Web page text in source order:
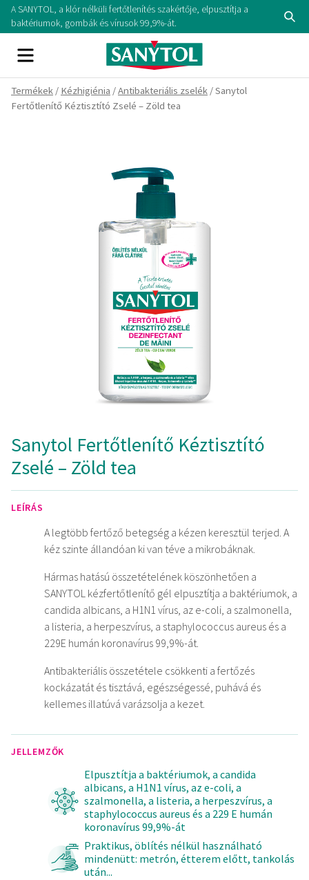
SkipA SANYTOL, a klór nélküli fertőtlenítés szakértője, elpusztítja a
baktériumok, gombák és vírusok 99,9%-át.
Menu
Termékek / Kézhigiénia /Antibakteriális zselék / Sanytol
Fertőtlenítő Kéztisztító Zselé – Zöld tea
Sanytol Fertőtlenítő Kéztisztító
Zselé – Zöld tea
LEÍRÁS
A legtöbb fertőző betegség a kézen keresztül terjed. A
kéz szinte állandóan ki van téve a mikrobáknak.
Hármas hatású összetételének köszönhetően a
SANYTOL kézfertőtlenítő gél elpusztítja a baktériumok, a
candida albicans, a H1N1 vírus, az e-coli, a szalmonella,
a listeria, a herpeszvírus, a staphylococcus aureus és a
229E humán koronavírus 99,9%-át.
Antibakteriális összetétele csökkenti a fertőzés
kockázatát és tisztává, egészségessé, puhává és
kellemes illatúvá varázsolja a kezet.
JELLEMZŐK
Elpusztítja a baktériumok, a candida
albicans, a H1N1 vírus, az e-coli, a
szalmonella, a listeria, a herpeszvírus, a
staphylococcus aureus és a 229 E humán
koronavírus 99,9%-át
Praktikus, öblítés nélkül használható
mindenütt: metrón, étterem előtt, tankolás
után...